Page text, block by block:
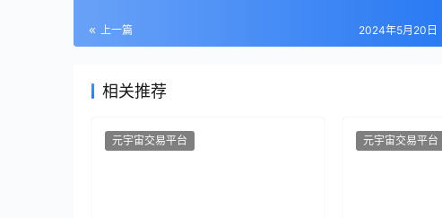
上一篇 2024年5月20日
相关推荐
元宇宙交易平台 元宇宙交易平台